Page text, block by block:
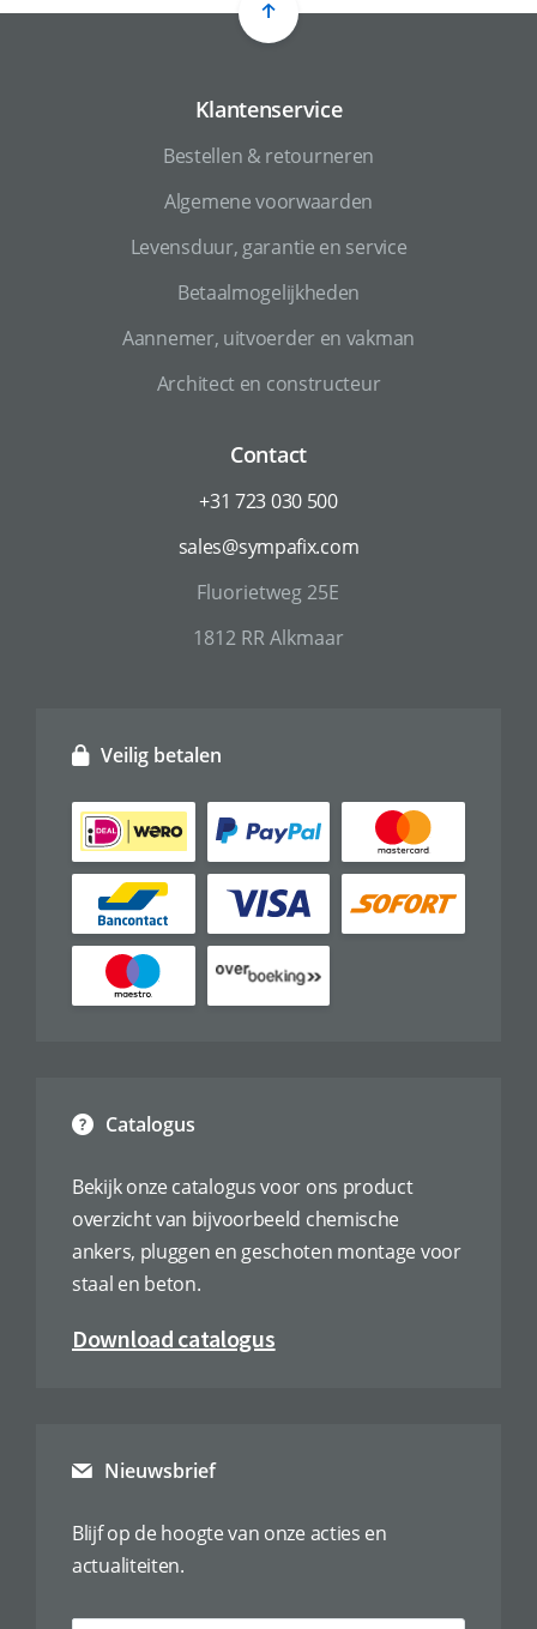
Klantenservice
Bestellen & retourneren
Algemene voorwaarden
Levensduur, garantie en service
Betaalmogelijkheden
Aannemer, uitvoerder en vakman
Architect en constructeur
Contact
+31 723 030 500
sales@sympafix.com
Fluorietweg 25E
1812 RR Alkmaar
Catalogus
Bekijk onze catalogus voor ons product
overzicht van bijvoorbeeld chemische
ankers, pluggen en geschoten montage voor
staal en beton.
Download catalogus
Veilig betalen
Nieuwsbrief
Blijf op de hoogte van onze acties en
actualiteiten.